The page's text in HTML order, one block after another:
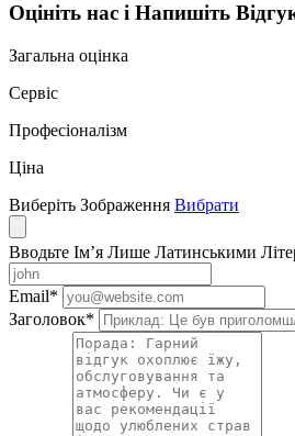
Оцініть нас і Напишіть
Загальна оцінка
Сервіс
Професіоналізм
Ціна
Виберіть Зображення Вибрати
Вводьте Ім’я Лише Латинськими
Email*
Заголовок*